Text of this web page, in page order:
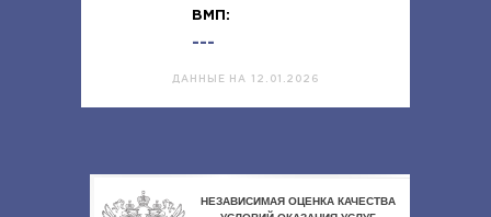
ВМП:
---
ДАННЫЕ НА 12.01.2026